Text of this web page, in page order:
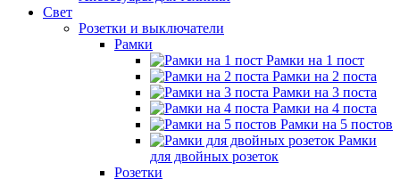
Свет
Розетки и выключатели
Рамки
Рамки на 1 пост
Рамки на 2 поста
Рамки на 3 поста
Рамки на 4 поста
Рамки на 5 постов
Рамки
для двойных розеток
Розетки